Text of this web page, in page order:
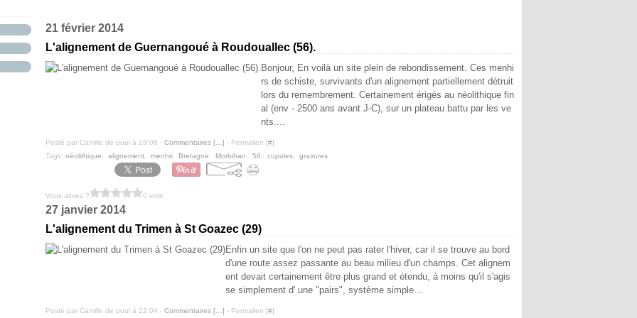
21 février 2014
L'alignement de Guernangoué à Roudouallec (56).
Bonjour, En voilà un site plein de rebondissement. Ces menhi
rs de schiste, survivants d'un alignement partiellement détruit
lors du remembrement. Certainement érigés au néolithique fin
al (env - 2500 ans avant J-C), sur un plateau battu par les ve
nts....
Posté par Camille de poul à 19:08 - Commentaires [ ] - Permalien [#]
Tags: néolithique alignement menhir, Bretagne Morbihan 56 cupules gravures
Vous aimez ? 0 vote
27 janvier 2014
L'alignement du Trimen à St Goazec (29)
Enfin un site que l'on ne peut pas rater l'hiver, car il se trouve au bord
d'une route assez passante au beau milieu d'un champs. Cet alignem
ent devait certainement être plus grand et étendu, à moins qu'il s'agis
se simplement d' une "pairs", système simple...
Posté par Camille de poul à 22:04 - Commentaires [ ] - Permalien [#]